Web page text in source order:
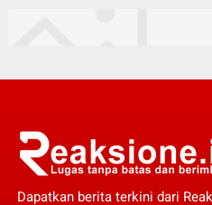
Dapatkan berita terkini dari